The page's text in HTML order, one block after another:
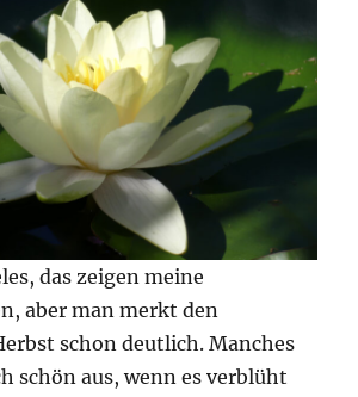
das zeigen meine
aber man merkt den
schon deutlich. Manches
schön aus, wenn es verblüht